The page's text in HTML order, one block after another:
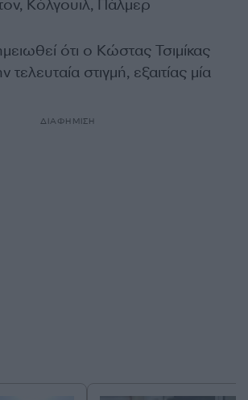
Κόλγουιλ, Πάλμερ
ότι ο Κώστας Τσιμίκας
τελευταία στιγμή, εξαιτίας μία
ΔΙΑΦΗΜΙΣΗ